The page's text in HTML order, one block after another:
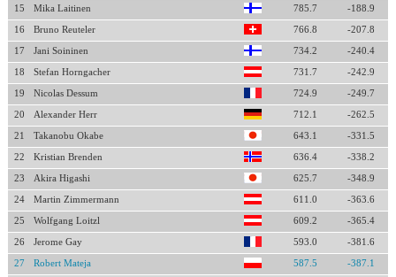
15 Mika Laitinen 785.7 -188.9
16 Bruno Reuteler 766.8 -207.8
17 Jani Soininen 734.2 -240.4
18 Stefan Horngacher 731.7 -242.9
19 Nicolas Dessum 724.9 -249.7
20 Alexander Herr 712.1 -262.5
21 Takanobu Okabe 643.1 -331.5
22 Kristian Brenden 636.4 -338.2
23 Akira Higashi 625.7 -348.9
24 Martin Zimmermann 611.0 -363.6
25 Wolfgang Loitzl 609.2 -365.4
26 Jerome Gay 593.0 -381.6
27 Robert Mateja 587.5 -387.1